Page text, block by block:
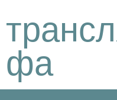
фа